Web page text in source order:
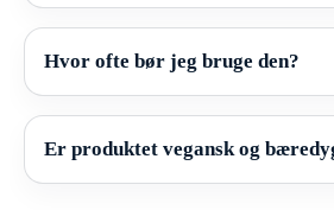
Hvor ofte bør jeg bruge den?
Er produktet vegansk og